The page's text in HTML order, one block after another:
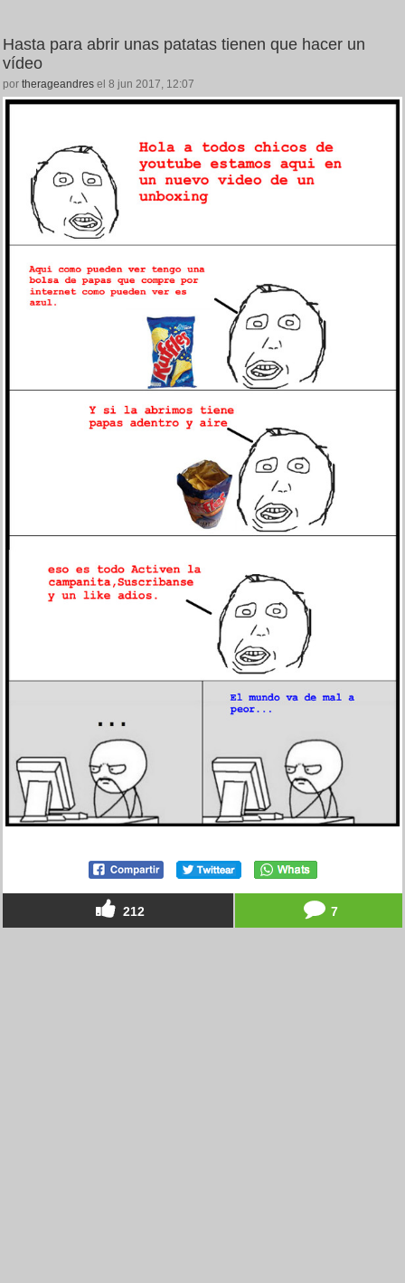
Hasta para abrir unas patatas tienen que hacer un
vídeo
por therageandres el 8 jun 2017, 12:07
212 7